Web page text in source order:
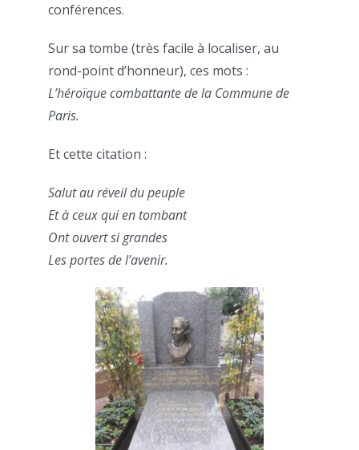
conférences.
Sur sa tombe (très facile à localiser, au
rond-point d’honneur), ces mots :
L’héroïque combattante de la Commune de
Paris.
Et cette citation :
Salut au réveil du peuple
Et à ceux qui en tombant
Ont ouvert si grandes
Les portes de l’avenir.